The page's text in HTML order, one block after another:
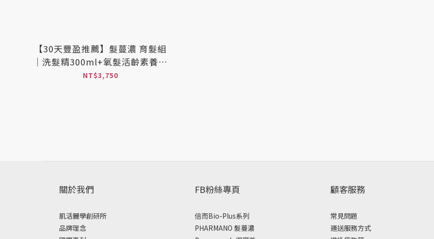
【30天豐盈推薦】髮蔓濃 育髮組
｜洗髮精300ml+氧髮活齡素養髮
液20mlx2入
NT$3,750
關於我們
肌活麗學創研所
品牌理念
FB粉絲專頁
倍而Bio-Plus系列
PHARMANO 髮蔓濃
顧客服務
常見問題
運送服務方式